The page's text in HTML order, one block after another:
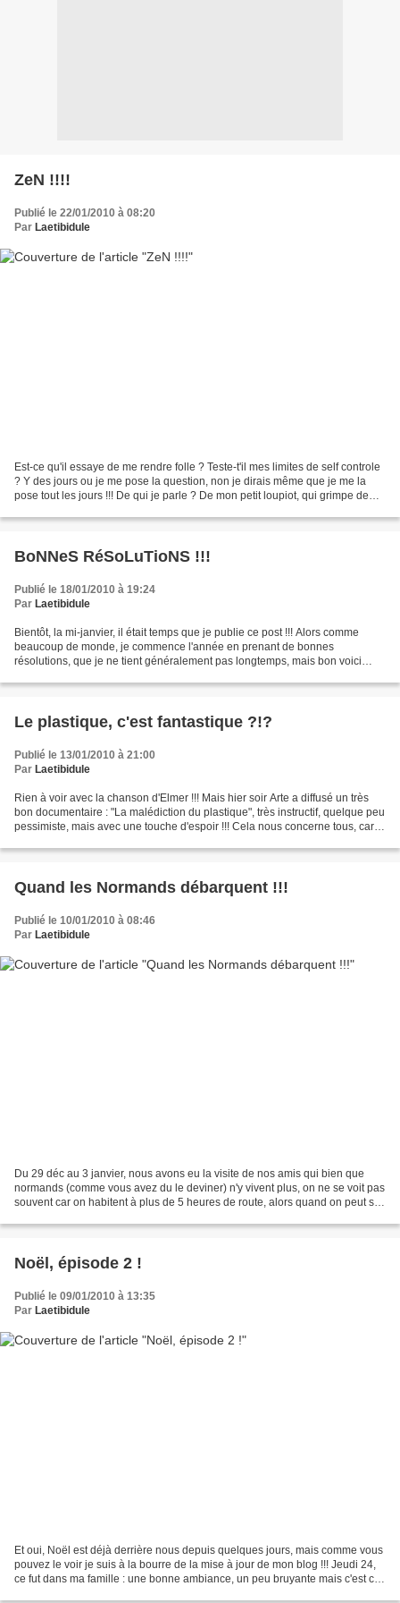
ZeN !!!!
Publié le 22/01/2010 à 08:20
Par Laetibidule
Est-ce qu'il essaye de me rendre folle ? Teste-t'il mes limites de self controle
? Y des jours ou je me pose la question, non je dirais même que je me la
pose tout les jours !!! De qui je parle ? De mon petit loupiot, qui grimpe de
BoNNeS RéSoLuTioNS !!!
Publié le 18/01/2010 à 19:24
Par Laetibidule
Bientôt, la mi-janvier, il était temps que je publie ce post !!! Alors comme
beaucoup de monde, je commence l'année en prenant de bonnes
résolutions, que je ne tient généralement pas longtemps, mais bon voici
Le plastique, c'est fantastique ?!?
Publié le 13/01/2010 à 21:00
Par Laetibidule
Rien à voir avec la chanson d'Elmer !!! Mais hier soir Arte a diffusé un très
bon documentaire : "La malédiction du plastique", très instructif, quelque peu
pessimiste, mais avec une touche d'espoir !!! Cela nous concerne tous, car le
Quand les Normands débarquent !!!
Publié le 10/01/2010 à 08:46
Par Laetibidule
Du 29 déc au 3 janvier, nous avons eu la visite de nos amis qui bien que
normands (comme vous avez du le deviner) n'y vivent plus, on ne se voit pas
souvent car on habitent à plus de 5 heures de route, alors quand on peut se
Noël, épisode 2 !
Publié le 09/01/2010 à 13:35
Par Laetibidule
Et oui, Noël est déjà derrière nous depuis quelques jours, mais comme vous
pouvez le voir je suis à la bourre de la mise à jour de mon blog !!! Jeudi 24,
ce fut dans ma famille : une bonne ambiance, un peu bruyante mais c'est ce